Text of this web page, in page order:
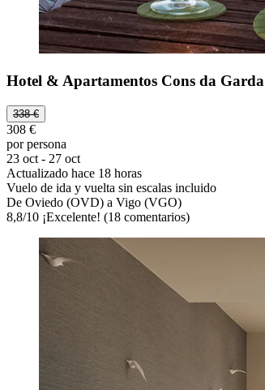
Hotel & Apartamentos Cons da Garda
338 €
308 €
por persona
23 oct - 27 oct
Actualizado hace 18 horas
Vuelo de ida y vuelta sin escalas incluido
De Oviedo (OVD) a Vigo (VGO)
8,8/10 ¡Excelente! (18 comentarios)